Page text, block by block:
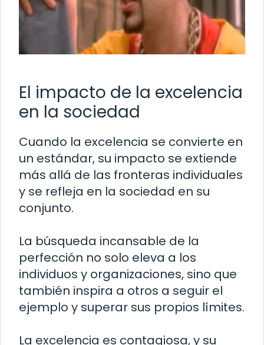
El impacto de la excelencia
en la sociedad
Cuando la excelencia se convierte en
un estándar, su impacto se extiende
más allá de las fronteras individuales
y se refleja en la sociedad en su
conjunto.
La búsqueda incansable de la
perfección no solo eleva a los
individuos y organizaciones, sino que
también inspira a otros a seguir el
ejemplo y superar sus propios límites.
La excelencia es contagiosa, y su